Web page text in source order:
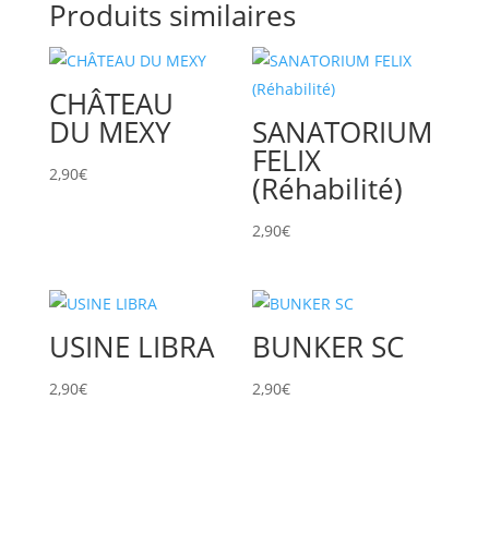
Produits similaires
CHÂTEAU
DU MEXY
2,90€
SANATORIUM
FELIX
(Réhabilité)
2,90€
USINE LIBRA
2,90€
BUNKER SC
2,90€